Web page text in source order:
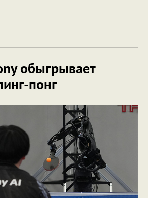
обыгрывает
понг